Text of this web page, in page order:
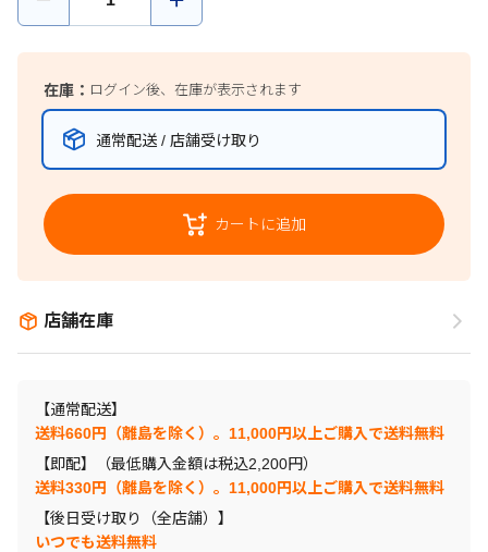
在庫： ログイン後、在庫が表示されます
通常配送 / 店舗受け取り
カートに追加
店舗在庫
【通常配送】
送料660円（離島を除く）。11,000円以上ご購入で送料無料
【即配】（最低購入金額は税込2,200円）
送料330円（離島を除く）。11,000円以上ご購入で送料無料
【後日受け取り（全店舗）】
いつでも送料無料